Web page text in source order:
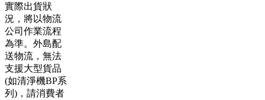
實際出貨狀
況，將以物流
公司作業流程
為準。外島配
送物流，無法
支援大型貨品
(如清淨機BP系
列)，請消費者